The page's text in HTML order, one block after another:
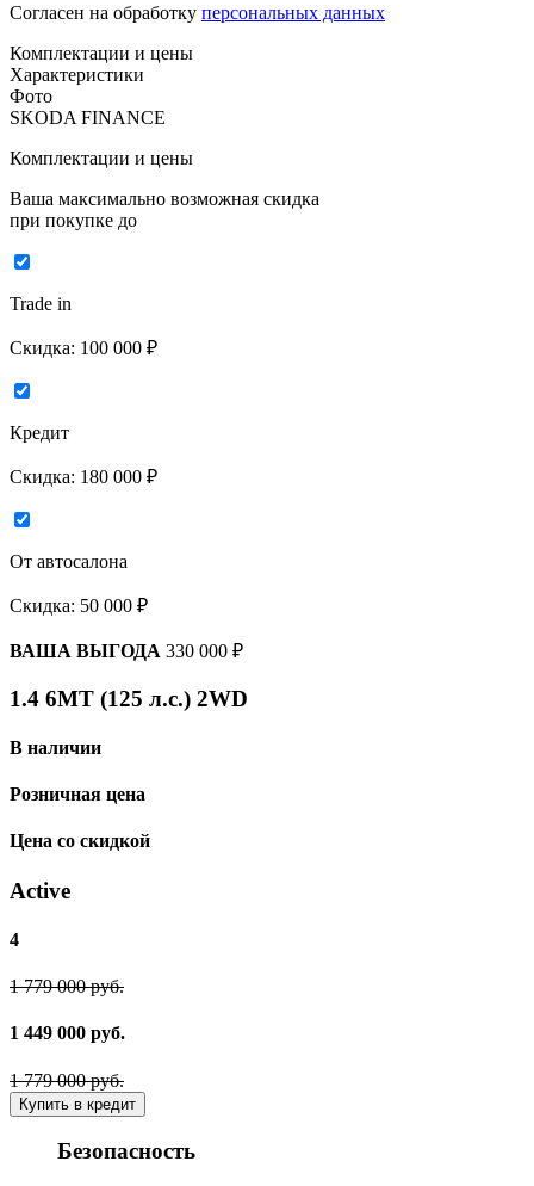
Согласен на обработку персональных данных
Комплектации и цены
Характеристики
Фото
SKODA FINANCE
Комплектации и цены
Ваша максимально возможная скидка
при покупке до
Trade in
Скидка: 100 000 ₽
Кредит
Скидка: 180 000 ₽
От автосалона
Скидка: 50 000 ₽
ВАША ВЫГОДА 330 000 ₽
1.4 6МТ (125 л.с.) 2WD
В наличии
Розничная цена
Цена со скидкой
Active
4
1 779 000 руб.
1 449 000 руб.
1 779 000 руб.
Купить в кредит
Безопасность